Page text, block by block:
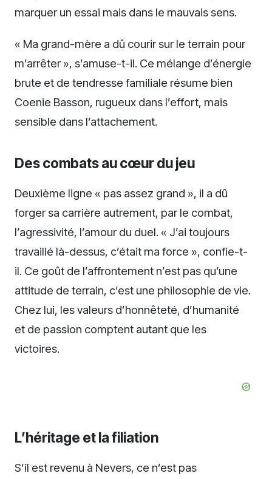
marquer un essai mais dans le mauvais sens.
« Ma grand-mère a dû courir sur le terrain pour
m’arrêter », s’amuse-t-il. Ce mélange d’énergie
brute et de tendresse familiale résume bien
Coenie Basson, rugueux dans l’effort, mais
sensible dans l’attachement.
Des combats au cœur du jeu
Deuxième ligne « pas assez grand », il a dû
forger sa carrière autrement, par le combat,
l’agressivité, l’amour du duel. « J’ai toujours
travaillé là-dessus, c’était ma force », confie-t-
il. Ce goût de l’affrontement n’est pas qu’une
attitude de terrain, c’est une philosophie de vie.
Chez lui, les valeurs d’honnêteté, d’humanité
et de passion comptent autant que les
victoires.
L’héritage et la filiation
S’il est revenu à Nevers, ce n’est pas